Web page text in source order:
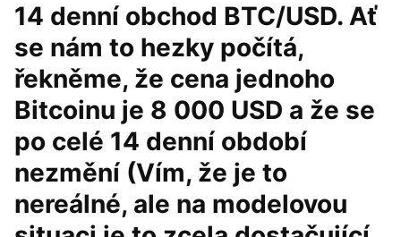
14 denní obchod BTC/USD. Ať
se nám to hezky počítá,
řekněme, že cena jednoho
Bitcoinu je 8 000 USD a že se
po celé 14 denní období
nezmění (Vím, že je to
nereálné, ale na modelovou